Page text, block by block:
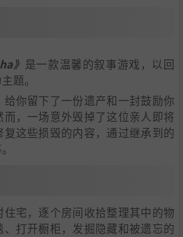
》 是一款温馨的叙事游戏，以回
题。
你留下了一份遗产和一封鼓励你
，一场意外毁掉了这位亲人即将
这些损毁的内容，通过继承到的
宅，逐个房间收拾整理其中的物
打开橱柜，发掘隐藏和被遗忘的